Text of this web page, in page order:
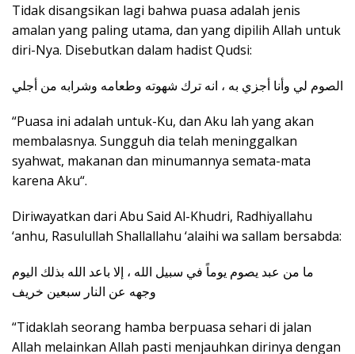
Tidak disangsikan lagi bahwa puasa adalah jenis
amalan yang paling utama, dan yang dipilih Allah untuk
diri-Nya. Disebutkan dalam hadist Qudsi:
الصوم لي وأنا أجزي به ، انه ترك شهوته وطعامه وشرابه من أجلي
“Puasa ini adalah untuk-Ku, dan Aku lah yang akan
membalasnya. Sungguh dia telah meninggalkan
syahwat, makanan dan minumannya semata-mata
karena Aku“.
Diriwayatkan dari Abu Said Al-Khudri, Radhiyallahu
‘anhu, Rasulullah Shallallahu ‘alaihi wa sallam bersabda:
ما من عبد يصوم يوماً في سبيل الله ، إلا باعد الله بذلك اليوم
وجهه عن النار سبعين خريف
“Tidaklah seorang hamba berpuasa sehari di jalan
Allah melainkan Allah pasti menjauhkan dirinya dengan